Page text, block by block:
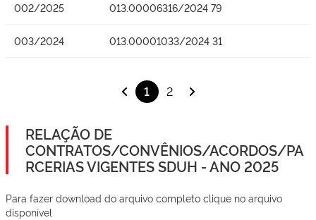
002/2025 013.00006316/2024 79
003/2024 013.00001033/2024 31
1 2
RELAÇÃO DE
CONTRATOS/CONVÊNIOS/ACORDOS/PA
RCERIAS VIGENTES SDUH - ANO 2025
Para fazer download do arquivo completo clique no arquivo
disponível